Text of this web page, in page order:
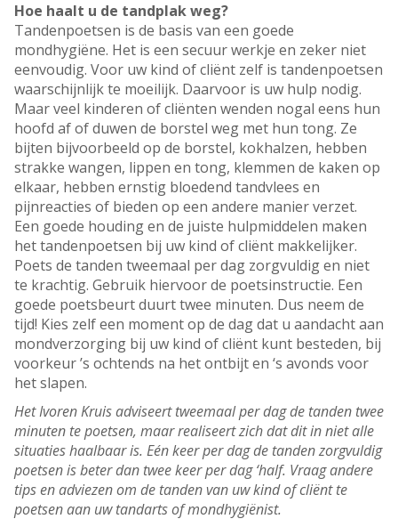
Hoe haalt u de tandplak weg?
Tandenpoetsen is de basis van een goede
mondhygiëne. Het is een secuur werkje en zeker niet
eenvoudig. Voor uw kind of cliënt zelf is tandenpoetsen
waarschijnlijk te moeilijk. Daarvoor is uw hulp nodig.
Maar veel kinderen of cliënten wenden nogal eens hun
hoofd af of duwen de borstel weg met hun tong. Ze
bijten bijvoorbeeld op de borstel, kokhalzen, hebben
strakke wangen, lippen en tong, klemmen de kaken op
elkaar, hebben ernstig bloedend tandvlees en
pijnreacties of bieden op een andere manier verzet.
Een goede houding en de juiste hulpmiddelen maken
het tandenpoetsen bij uw kind of cliënt makkelijker.
Poets de tanden tweemaal per dag zorgvuldig en niet
te krachtig. Gebruik hiervoor de poetsinstructie. Een
goede poetsbeurt duurt twee minuten. Dus neem de
tijd! Kies zelf een moment op de dag dat u aandacht aan
mondverzorging bij uw kind of cliënt kunt besteden, bij
voorkeur ’s ochtends na het ontbijt en ‘s avonds voor
het slapen.
Het Ivoren Kruis adviseert tweemaal per dag de tanden twee
minuten te poetsen, maar realiseert zich dat dit in niet alle
situaties haalbaar is. Eén keer per dag de tanden zorgvuldig
poetsen is beter dan twee keer per dag ‘half. Vraag andere
tips en adviezen om de tanden van uw kind of cliënt te
poetsen aan uw tandarts of mondhygiënist.